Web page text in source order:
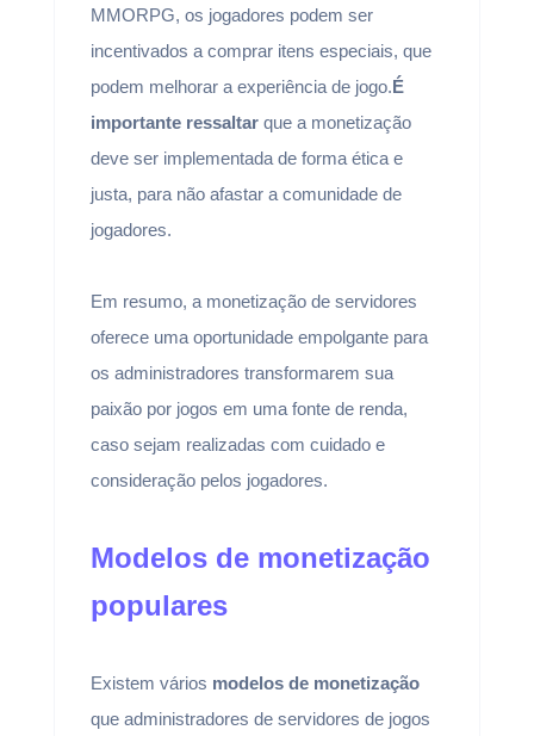
MMORPG, os jogadores podem ser
incentivados a comprar itens especiais, que
podem melhorar a experiência de jogo.É
importante ressaltarque a monetização
deve ser implementada de forma ética e
justa, para não afastar a comunidade de
jogadores.
Em resumo, a monetização de servidores
oferece uma oportunidade empolgante para
os administradores transformarem sua
paixão por jogos em uma fonte de renda,
caso sejam realizadas com cuidado e
consideração pelos jogadores.
Modelos de monetização
populares
Existem vários modelos de monetização
que administradores de servidores de jogos